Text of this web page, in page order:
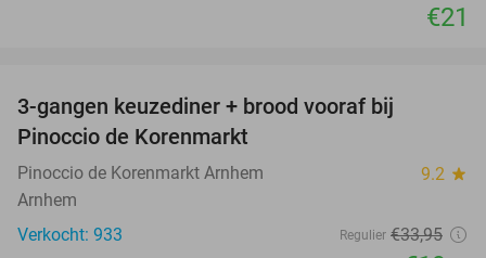
€21
3-gangen keuzediner + brood vooraf bij
Pinoccio de Korenmarkt
Pinoccio de Korenmarkt Arnhem 9.2 star
Arnhem
Verkocht: 933
Regulier €33,95